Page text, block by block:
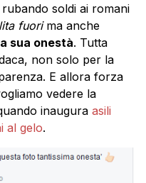
soldi ai romani
fuorima anche
sua onestà. Tutta
non solo per la
E allora forza
vedere la
inaugura asili
al gelo.